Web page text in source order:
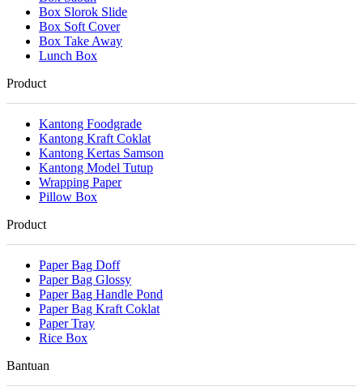
Box Slorok Slide
Box Soft Cover
Box Take Away
Lunch Box
Product
Kantong Foodgrade
Kantong Kraft Coklat
Kantong Kertas Samson
Kantong Model Tutup
Wrapping Paper
Pillow Box
Product
Paper Bag Doff
Paper Bag Glossy
Paper Bag Handle Pond
Paper Bag Kraft Coklat
Paper Tray
Rice Box
Bantuan